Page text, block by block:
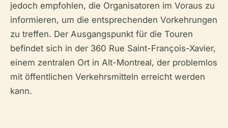
jedoch empfohlen, die Organisatoren im Voraus zu
informieren, um die entsprechenden Vorkehrungen
zu treffen. Der Ausgangspunkt für die Touren
befindet sich in der 360 Rue Saint-François-Xavier,
einem zentralen Ort in Alt-Montreal, der problemlos
mit öffentlichen Verkehrsmitteln erreicht werden
kann.